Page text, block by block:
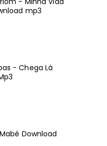
mp3
- Chega Lá
Download